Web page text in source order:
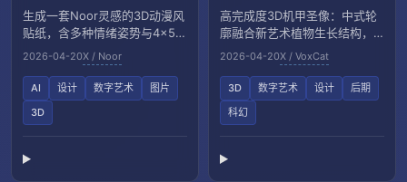
生成一套Noor灵感的3D动漫风
贴纸，含多种情绪姿势与4x5网
格布局，4K细节质感。
2026-04-20X / Noor
AI 设计 数字艺术
图片
3D
高完成度3D机甲圣像：中式轮
廓融合新艺术植物生长结构，
配花窗法相与仪式长兵。
2026-04-20X / VoxCat
3D 数字艺术 设计
后期
科幻